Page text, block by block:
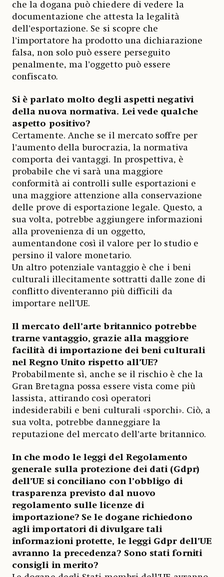
che la dogana può chiedere di vedere la
documentazione che attesta la legalità
dell’esportazione. Se si scopre che
l’importatore ha prodotto una dichiarazione
falsa, non solo può essere perseguito
penalmente, ma l’oggetto può essere
confiscato.
Si è parlato molto degli aspetti negativi
della nuova normativa. Lei vede qualche
aspetto positivo?
Certamente. Anche se il mercato soffre per
l’aumento della burocrazia, la normativa
comporta dei vantaggi. In prospettiva, è
probabile che vi sarà una maggiore
conformità ai controlli sulle esportazioni e
una maggiore attenzione alla conservazione
delle prove di esportazione legale. Questo, a
sua volta, potrebbe aggiungere informazioni
alla provenienza di un oggetto,
aumentandone così il valore per lo studio e
persino il valore monetario.
Un altro potenziale vantaggio è che i beni
culturali illecitamente sottratti dalle zone di
conflitto diventeranno più difficili da
importare nell’UE.
Il mercato dell’arte britannico potrebbe
trarne vantaggio, grazie alla maggiore
facilità di importazione dei beni culturali
nel Regno Unito rispetto all’UE?
Probabilmente sì, anche se il rischio è che la
Gran Bretagna possa essere vista come più
lassista, attirando così operatori
indesiderabili e beni culturali «sporchi». Ciò, a
sua volta, potrebbe danneggiare la
reputazione del mercato dell’arte britannico.
In che modo le leggi del Regolamento
generale sulla protezione dei dati (Gdpr)
dell’UE si conciliano con l’obbligo di
trasparenza previsto dal nuovo
regolamento sulle licenze di
importazione? Se le dogane richiedono
agli importatori di divulgare tali
informazioni protette, le leggi Gdpr dell’UE
avranno la precedenza? Sono stati forniti
consigli in merito?